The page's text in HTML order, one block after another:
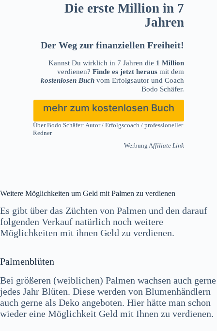
Die erste Million in 7
Jahren
Der Weg zur finanziellen Freiheit!
Kannst Du wirklich in 7 Jahren die 1 Million
verdienen?Finde es jetzt herausmit dem
kostenlosen Buch vom Erfolgsautor und Coach
Bodo Schäfer.
mehr zum kostenlosen Buch
Über Bodo Schäfer: Autor / Erfolgscoach / professioneller
Redner
Werbung Affiliate Link
Weitere Möglichkeiten um Geld mit Palmen zu verdienen
Es gibt über das Züchten von Palmen und den darauf
folgenden Verkauf natürlich noch weitere
Möglichkeiten mit ihnen Geld zu verdienen.
Palmenblüten
Bei größeren (weiblichen) Palmen wachsen auch gerne
jedes Jahr Blüten. Diese werden von Blumenhändlern
auch gerne als Deko angeboten. Hier hätte man schon
wieder eine Möglichkeit Geld mit Ihnen zu verdienen.